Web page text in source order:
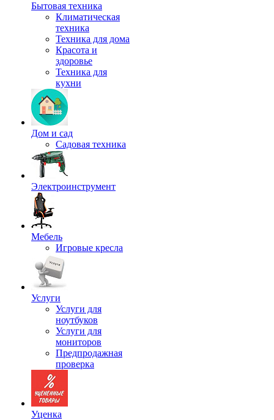
Бытовая техника
Климатическая
техника
Техника для дома
Красота и
здоровье
Техника для
кухни
Дом и сад
Садовая техника
Электроинструмент
Мебель
Игровые кресла
Услуги
Услуги для
ноутбуков
Услуги для
мониторов
Предпродажная
проверка
Уценка